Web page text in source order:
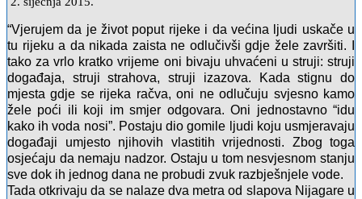
“Vjerujem da je život poput rijeke i da većina ljudi uskače u
tu rijeku a da nikada zaista ne odlučivši gdje žele završiti. I
tako za vrlo kratko vrijeme oni bivaju uhvaćeni u struji: struji
događaja, struji strahova, struji izazova. Kada stignu do
mjesta gdje se rijeka račva, oni ne odlučuju svjesno kamo
žele poći ili koji im smjer odgovara. Oni jednostavno “idu
kako ih voda nosi”. Postaju dio gomile ljudi koju usmjeravaju
događaji umjesto njihovih vlastitih vrijednosti. Zbog toga
osjećaju da nemaju nadzor. Ostaju u tom nesvjesnom stanju
sve dok ih jednog dana ne probudi zvuk razbješnjele vode.
Tada otkrivaju da se nalaze dva metra od slapova Nijagare u